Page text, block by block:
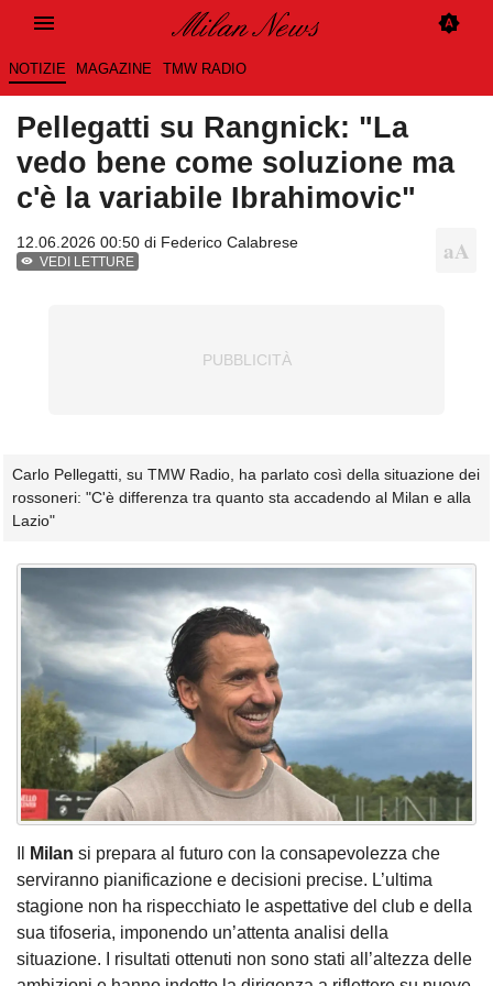
NOTIZIE MAGAZINE TMW RADIO
Pellegatti su Rangnick: "La
vedo bene come soluzione ma
c'è la variabile Ibrahimovic"
12.06.2026 00:50 di Federico Calabrese
VEDI LETTURE
Carlo Pellegatti, su TMW Radio, ha parlato così della situazione dei
rossoneri: "C'è differenza tra quanto sta accadendo al Milan e alla
Lazio"
Milan si prepara al futuro con la consapevolezza che
serviranno pianificazione e decisioni precise. L’ultima
stagione non ha rispecchiato le aspettative del club e della
sua tifoseria, imponendo un’attenta analisi della
situazione. I risultati ottenuti non sono stati all’altezza delle